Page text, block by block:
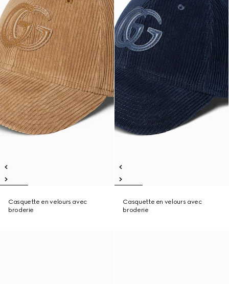
Casquette en velours avec
broderie
Casquette en velours avec
broderie